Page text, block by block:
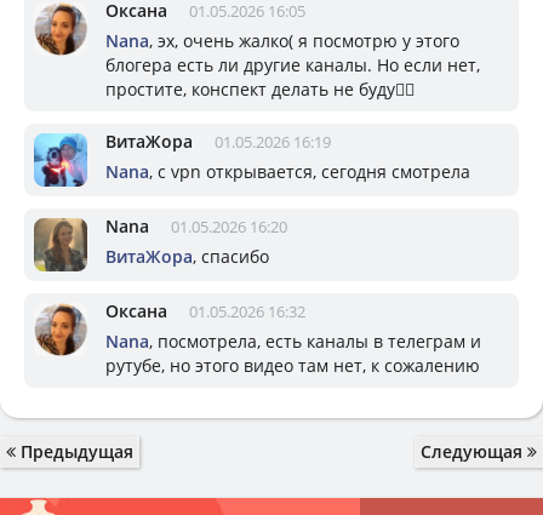
Оксана 01.05.2026 16:05
Nana, эх, очень жалко( я посмотрю у этого
блогера есть ли другие каналы. Но если нет,
простите, конспект делать не буду🤷‍♀️
ВитаЖора 01.05.2026 16:19
Nana, с vpn открывается, сегодня смотрела
Nana 01.05.2026 16:20
ВитаЖора, спасибо
Оксана 01.05.2026 16:32
Nana, посмотрела, есть каналы в телеграм и
рутубе, но этого видео там нет, к сожалению
Предыдущая Следующая